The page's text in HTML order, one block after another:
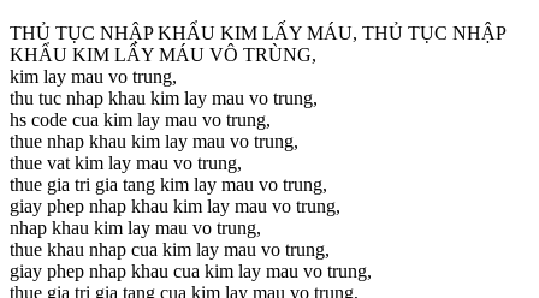
THỦ TỤC NHẬP KHẨU KIM LẤY MÁU, THỦ TỤC NHẬP
KHẨU KIM LẤY MÁU VÔ TRÙNG,
kim lay mau vo trung,
thu tuc nhap khau kim lay mau vo trung,
hs code cua kim lay mau vo trung,
thue nhap khau kim lay mau vo trung,
thue vat kim lay mau vo trung,
thue gia tri gia tang kim lay mau vo trung,
giay phep nhap khau kim lay mau vo trung,
nhap khau kim lay mau vo trung,
thue khau nhap cua kim lay mau vo trung,
giay phep nhap khau cua kim lay mau vo trung,
thue gia tri gia tang cua kim lay mau vo trung,